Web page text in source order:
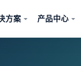
方案 产品中心